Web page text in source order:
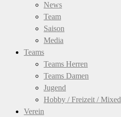
News
Team
Saison
Media
Teams
Teams Herren
Teams Damen
Jugend
Hobby / Freizeit / Mixed
Verein